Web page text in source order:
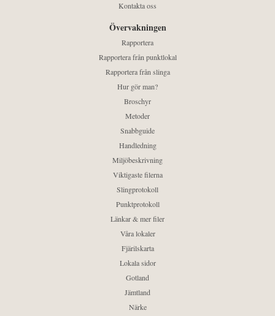
Kontakta oss
Övervakningen
Rapportera
Rapportera från punktlokal
Rapportera från slinga
Hur gör man?
Broschyr
Metoder
Snabbguide
Handledning
Miljöbeskrivning
Viktigaste filerna
Slingprotokoll
Punktprotokoll
Länkar & mer filer
Våra lokaler
Fjärilskarta
Lokala sidor
Gotland
Jämtland
Närke